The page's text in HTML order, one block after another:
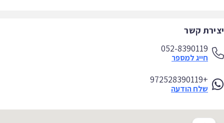
קשר
052-8390119
חייג למספר
+972528390119
שלח הודעה